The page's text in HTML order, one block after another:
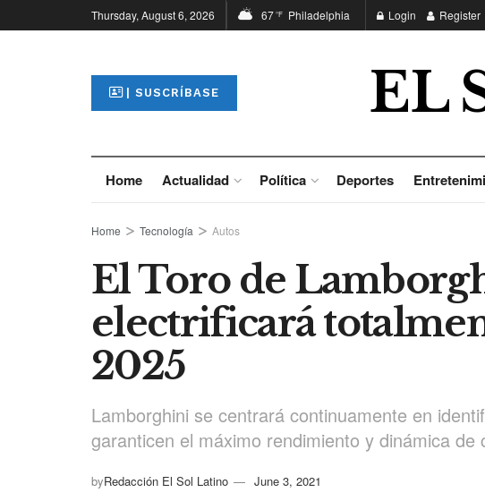
Thursday, August 6, 2026 67°F Philadelphia Login Register
| SUSCRÍBASE EL
Home Actualidad Política Deportes
Home Tecnología Autos
El Toro de
electrificará
2025
Lamborghini se centrará continuamente en
garanticen el máximo rendimiento y dinámica de
byRedacción El Sol Latino June 3, 2021